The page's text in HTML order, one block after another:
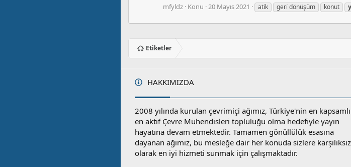
mfyldz Konu 20 Mayıs 2021 atik geri̇ dönüşüm konut
Etiketler
HAKKIMIZDA
2008 yılında kurulan çevrimiçi ağımız, Türkiye'nin en
en aktif Çevre Mühendisleri topluluğu olma hedefiyle yayın
hayatına devam etmektedir. Tamamen gönüllülük esasına
dayanan ağımız, bu mesleğe dair her konuda sizlere karşılıksız
olarak en iyi hizmeti sunmak için çalışmaktadır.